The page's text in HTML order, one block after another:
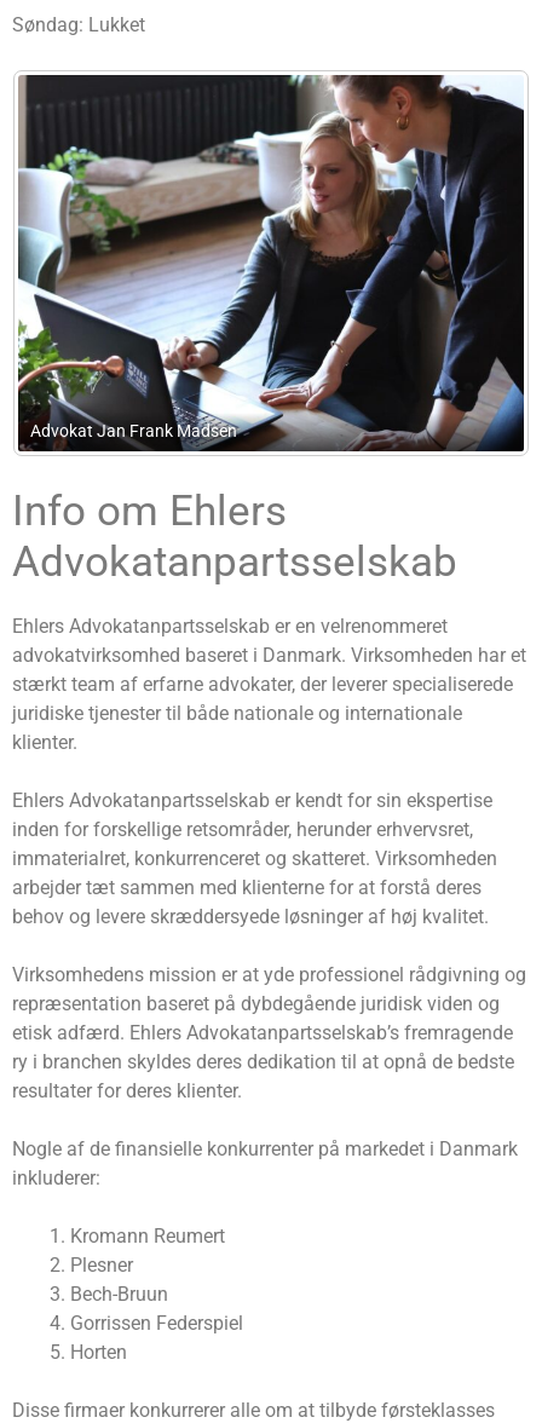
Søndag: Lukket
Mbp Regnskab
Info om Ehlers
Advokatanpartsselskab
Ehlers Advokatanpartsselskab er en velrenommeret
advokatvirksomhed baseret i Danmark. Virksomheden har et
stærkt team af erfarne advokater, der leverer specialiserede
juridiske tjenester til både nationale og internationale
klienter.
Ehlers Advokatanpartsselskab er kendt for sin ekspertise
inden for forskellige retsområder, herunder erhvervsret,
immaterialret, konkurrenceret og skatteret. Virksomheden
arbejder tæt sammen med klienterne for at forstå deres
behov og levere skræddersyede løsninger af høj kvalitet.
Virksomhedens mission er at yde professionel rådgivning og
repræsentation baseret på dybdegående juridisk viden og
etisk adfærd. Ehlers Advokatanpartsselskab’s fremragende
ry i branchen skyldes deres dedikation til at opnå de bedste
resultater for deres klienter.
Nogle af de finansielle konkurrenter på markedet i Danmark
inkluderer:
Kromann Reumert
Plesner
Bech-Bruun
Gorrissen Federspiel
Horten
Disse firmaer konkurrerer alle om at tilbyde førsteklasses